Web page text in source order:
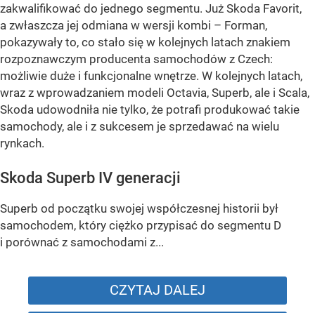
zakwalifikować do jednego segmentu. Już Skoda Favorit,
a zwłaszcza jej odmiana w wersji kombi – Forman,
pokazywały to, co stało się w kolejnych latach znakiem
rozpoznawczym producenta samochodów z Czech:
możliwie duże i funkcjonalne wnętrze. W kolejnych latach,
wraz z wprowadzaniem modeli Octavia, Superb, ale i Scala,
Skoda udowodniła nie tylko, że potrafi produkować takie
samochody, ale i z sukcesem je sprzedawać na wielu
rynkach.
Skoda Superb IV generacji
Superb od początku swojej współczesnej historii był
samochodem, który ciężko przypisać do segmentu D
i porównać z samochodami z...
CZYTAJ DALEJ